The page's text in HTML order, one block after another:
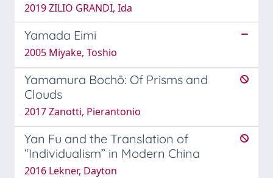
2019 ZILIO GRANDI, Ida
Yamada Eimi
2005 Miyake, Toshio
Yamamura Bochō: Of Prisms and
Clouds
2017 Zanotti, Pierantonio
Yan Fu and the Translation of
“Individualism” in Modern China
2016 Lekner, Dayton